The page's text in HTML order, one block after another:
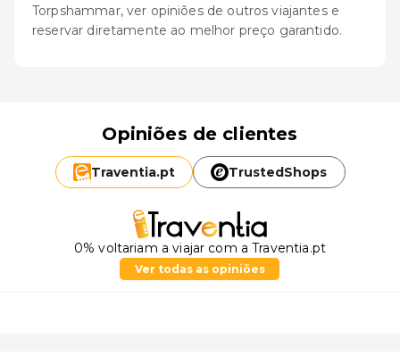
Torpshammar, ver opiniões de outros viajantes e
reservar diretamente ao melhor preço garantido.
Opiniões de clientes
Traventia.pt TrustedShops
0% voltariam a viajar com a Traventia.pt
Ver todas as opiniões